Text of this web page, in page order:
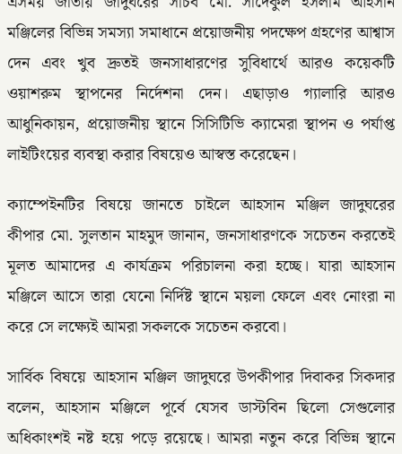
মঞ্জিলের বিভিন্ন সমস্যা সমাধানে প্রয়োজনীয় পদক্ষেপ গ্রহণের আশ্বাস
দেন এবং খুব দ্রুতই জনসাধারণের সুবিধার্থে আরও কয়েকটি
ওয়াশরুম স্থাপনের নির্দেশনা দেন। এছাড়াও গ্যালারি আরও
আধুনিকায়ন, প্রয়োজনীয় স্থানে সিসিটিভি ক্যামেরা স্থাপন ও পর্যাপ্ত
লাইটিংয়ের ব্যবস্থা করার বিষয়েও আস্বস্ত করেছেন।
ক্যাম্পেইনটির বিষয়ে জানতে চাইলে আহসান মঞ্জিল জাদুঘরের
কীপার মো. সুলতান মাহমুদ জানান, জনসাধারণকে সচেতন করতেই
মূলত আমাদের এ কার্যক্রম পরিচালনা করা হচ্ছে। যারা আহসান
মঞ্জিলে আসে তারা যেনো নির্দিষ্ট স্থানে ময়লা ফেলে এবং নোংরা না
করে সে লক্ষ্যেই আমরা সকলকে সচেতন করবো।
সার্বিক বিষয়ে আহসান মঞ্জিল জাদুঘরে উপকীপার দিবাকর সিকদার
বলেন, আহসান মঞ্জিলে পূর্বে যেসব ডাস্টবিন ছিলো সেগুলোর
অধিকাংশই নষ্ট হয়ে পড়ে রয়েছে। আমরা নতুন করে বিভিন্ন স্থানে